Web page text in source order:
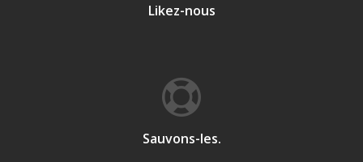
Likez-nous
Sauvons-les.